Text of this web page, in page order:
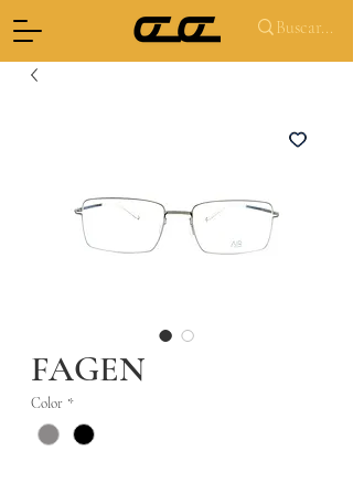
FAGEN
Color *